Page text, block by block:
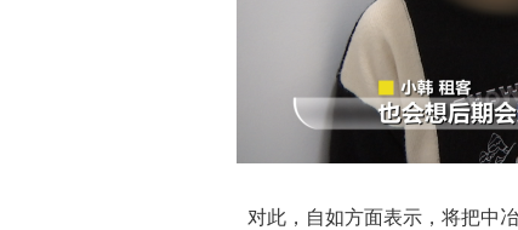
对此，自如方面表示，将把中冶